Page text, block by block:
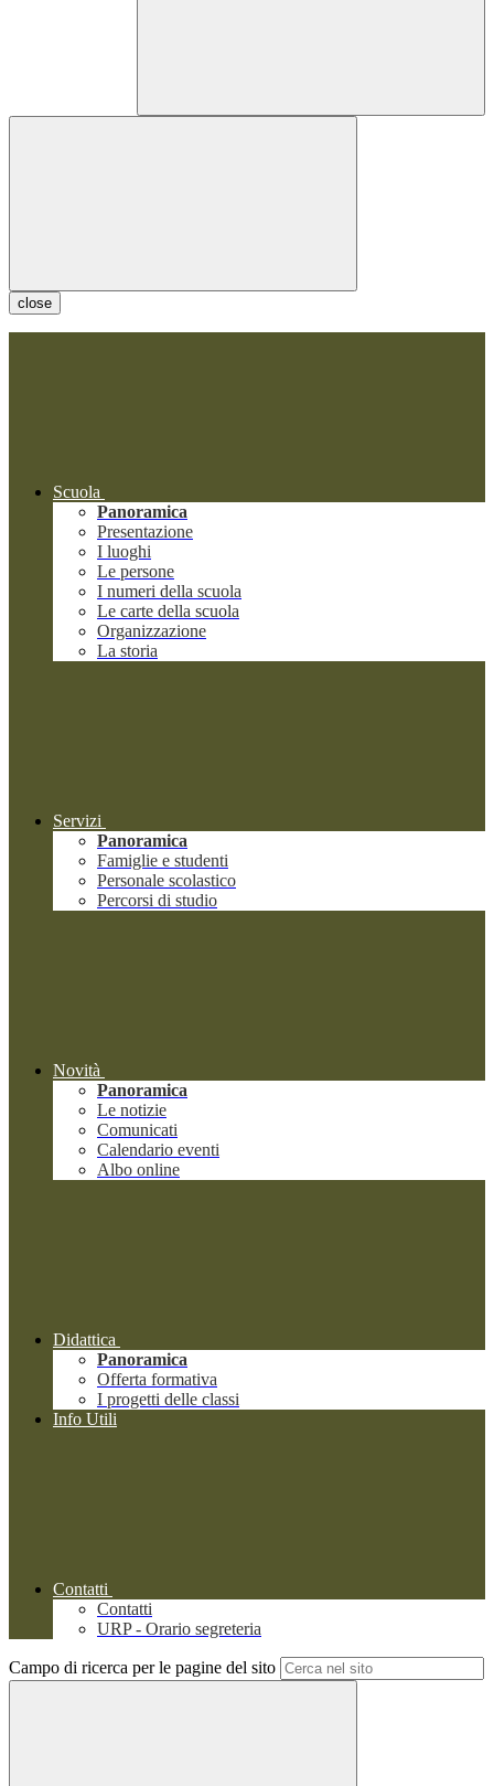
close
Scuola
Panoramica
Presentazione
I luoghi
Le persone
I numeri della scuola
Le carte della scuola
Organizzazione
La storia
Servizi
Panoramica
Famiglie e studenti
Personale scolastico
Percorsi di studio
Novità
Panoramica
Le notizie
Comunicati
Calendario eventi
Albo online
Didattica
Panoramica
Offerta formativa
I progetti delle classi
Info Utili
Contatti
Contatti
URP - Orario segreteria
Campo di ricerca per le pagine del sito